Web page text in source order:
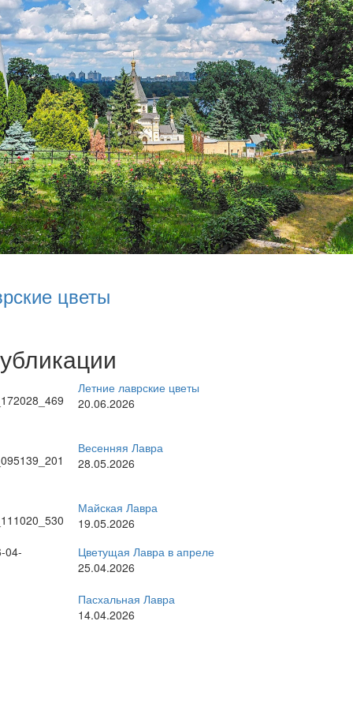
цветы
Летние лаврские цветы
20.06.2026
Весенняя Лавра
28.05.2026
Майская Лавра
19.05.2026
Цветущая Лавра в апреле
25.04.2026
Пасхальная Лавра
14.04.2026